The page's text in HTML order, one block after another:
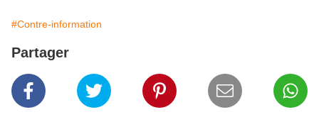
#Contre-information
Partager